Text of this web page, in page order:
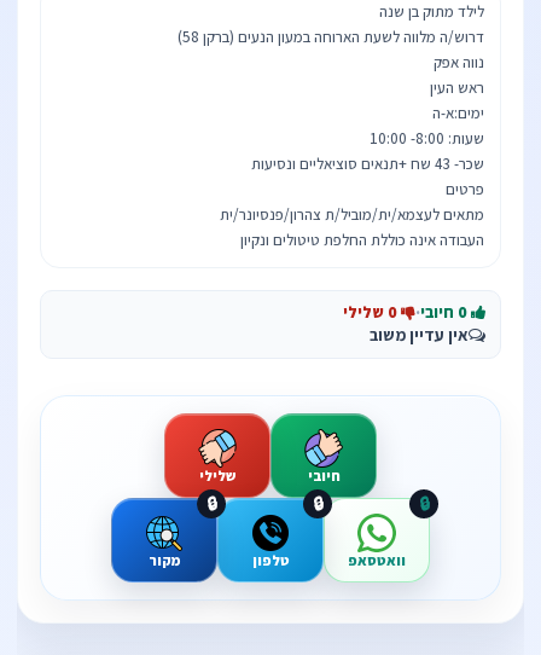
העבודה אינה כוללת החלפת טיטולים ונקיון
·
אין עדיין משוב
חיובי שלילי
וואטסאפ
🔒
טלפון
🔒
מקור
🔒